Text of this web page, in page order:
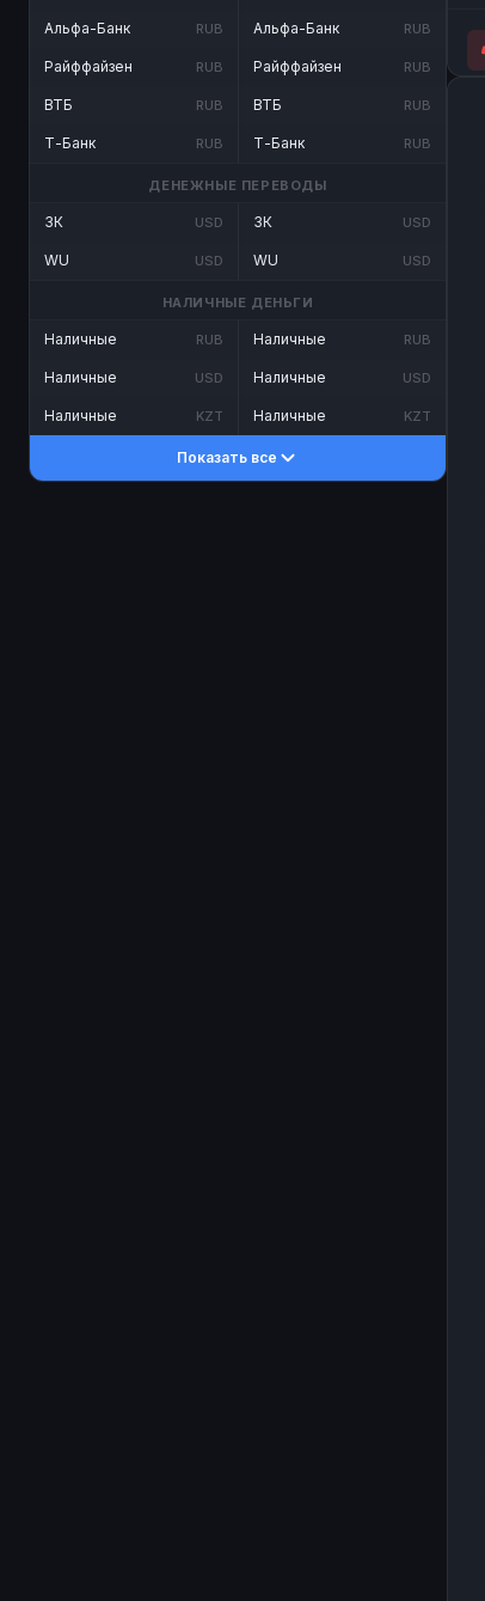
Альфа-Банк RUB
Райффайзен RUB
ВТБ RUB
Т-Банк RUB
Альфа-Банк RUB
Райффайзен RUB
ВТБ RUB
Т-Банк RUB
ДЕНЕЖНЫЕ ПЕРЕВОДЫ
ЗК USD
WU USD
ЗК USD
WU USD
НАЛИЧНЫЕ ДЕНЬГИ
Наличные RUB
Наличные USD
Наличные KZT
Наличные RUB
Наличные USD
Наличные KZT
Показать все